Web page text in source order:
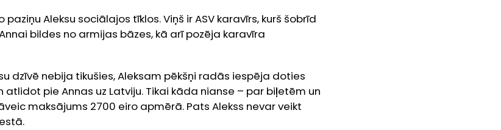
Aleksu sociālajos tīklos. Viņš ir ASV karavīrs, kurš šobrīd
bildes no armijas bāzes, kā arī pozēja karavīra
dzīvē nebija tikušies, Aleksam pēkšņi radās iespēja doties
pie Annas uz Latviju. Tikai kāda nianse – par biļetēm un
maksājums 2700 eiro apmērā. Pats Alekss nevar veikt